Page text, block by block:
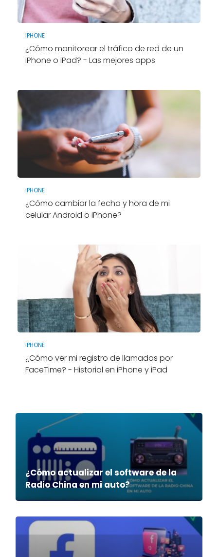
IPHONE
¿Cómo monitorear el tráfico de red de un
iPhone o iPad? - Las mejores apps
IPHONE
¿Cómo cambiar la fecha y hora de mi
celular Android o iPhone?
IPHONE
¿Cómo ver mi registro de llamadas por
FaceTime? - Historial en iPhone y iPad
¿Cómo actualizar el software de la
Radio China en mi auto?